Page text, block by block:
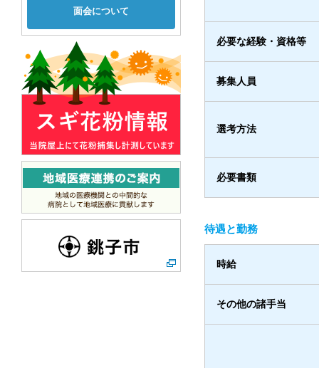
必要な経験・資格等
募集人員
選考方法
必要書類
待遇と勤務
時給
その他の諸手当
面会について